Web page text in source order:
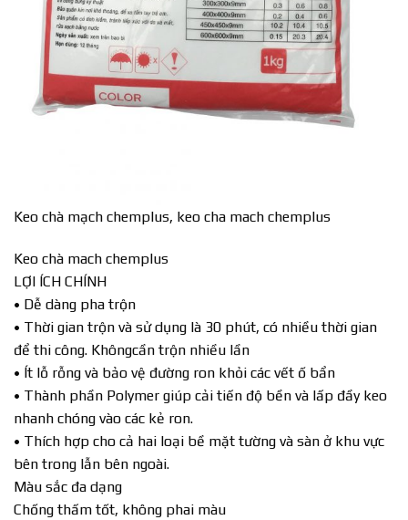
Keo chà mạch chemplus, keo cha mach chemplus
Keo chà mach chemplus
LỢI ÍCH CHÍNH
• Dễ dàng pha trộn
• Thời gian trộn và sử dụng là 30 phút, có nhiều thời gian
để thi công. Khôngcần trộn nhiều lần
• Ít lỗ rỗng và bảo vệ đường ron khỏi các vết ố bẩn
• Thành phần Polymer giúp cải tiến độ bền và lấp đầy keo
nhanh chóng vào các kẻ ron.
• Thích hợp cho cả hai loại bề mặt tường và sàn ở khu vực
bên trong lẫn bên ngoài.
Màu sắc đa dạng
Chống thấm tốt, không phai màu